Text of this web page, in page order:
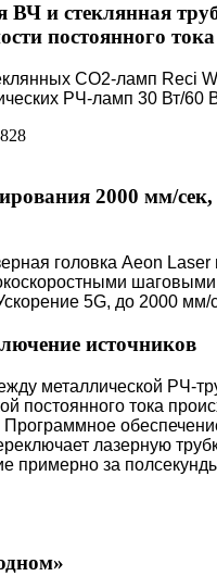
ВЧ и стеклянная
постоянного тока
CO2-ламп Reci
РЧ-ламп 30 Вт/60
2000 мм/сек,
головка Aeon Laser
шаговыми
5G, до 2000 мм/
источников
металлической РЧ-
постоянного тока
Программное
лазерную
примерно за